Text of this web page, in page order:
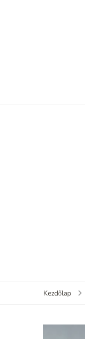
Kezdőlap